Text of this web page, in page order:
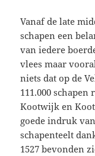
Vanaf de late
schapen een
van iedere
vlees maar
niets dat op de
111.000
Kootwijk en
goede indruk
schapenteelt
1527 bevonden